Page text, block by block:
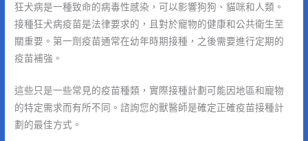
狂犬病是一種致命的病毒性感染，可以影響狗狗、貓咪和人類。
接種狂犬病疫苗是法律要求的，且對於寵物的健康和公共衛生至
關重要。第一劑疫苗通常在幼年時期接種，之後需要進行定期的
疫苗補強。
這些只是一些常見的疫苗種類，實際接種計劃可能因地區和寵物
的特定需求而有所不同。諮詢您的獸醫師是確定正確疫苗接種計
劃的最佳方式。